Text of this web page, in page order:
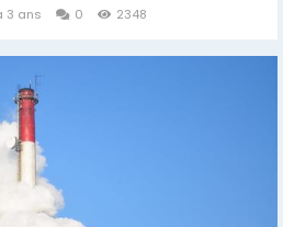
3 ans 0 2348